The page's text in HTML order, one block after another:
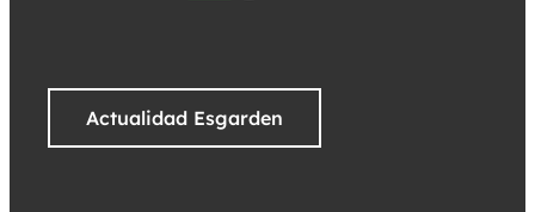
Actualidad Esgarden